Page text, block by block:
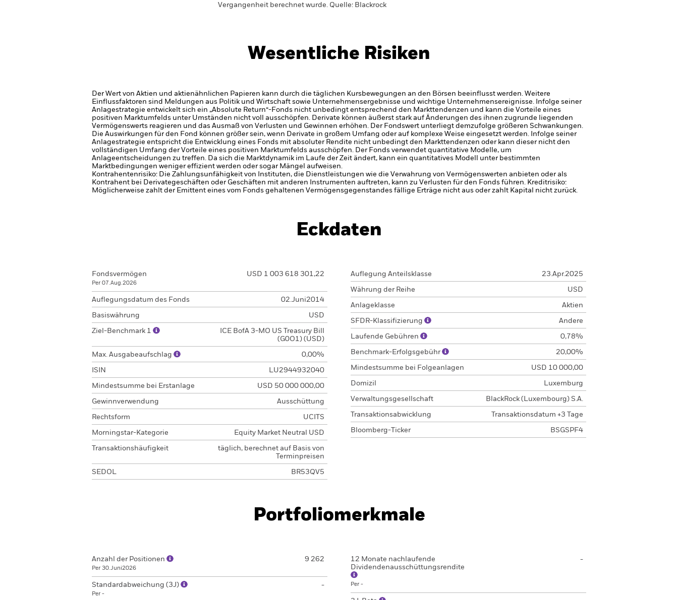
Vergangenheit berechnet wurde. Quelle: Blackrock
Wesentliche Risiken
Der Wert von Aktien und aktienähnlichen Papieren kann durch die täglichen Kursbewegungen an den Börsen beeinflusst werden. Weitere
Einflussfaktoren sind Meldungen aus Politik und Wirtschaft sowie Unternehmensergebnisse und wichtige Unternehmensereignisse. Infolge seiner
Anlagestrategie entwickelt sich ein „Absolute Return“-Fonds nicht unbedingt entsprechend den Markttendenzen und kann die Vorteile eines
positiven Marktumfelds unter Umständen nicht voll ausschöpfen. Derivate können äußerst stark auf Änderungen des ihnen zugrunde liegenden
Vermögenswerts reagieren und das Ausmaß von Verlusten und Gewinnen erhöhen. Der Fondswert unterliegt demzufolge größeren Schwankungen.
Die Auswirkungen für den Fond können größer sein, wenn Derivate in großem Umfang oder auf komplexe Weise eingesetzt werden. Infolge seiner
Anlagestrategie entspricht die Entwicklung eines Fonds mit absoluter Rendite nicht unbedingt den Markttendenzen oder kann dieser nicht den
vollständigen Umfang der Vorteile eines positiven Marktumfelds ausschöpfen. Der Fonds verwendet quantitative Modelle, um
Anlageentscheidungen zu treffen. Da sich die Marktdynamik im Laufe der Zeit ändert, kann ein quantitatives Modell unter bestimmten
Marktbedingungen weniger effizient werden oder sogar Mängel aufweisen.
Kontrahentenrisiko: Die Zahlungsunfähigkeit von Instituten, die Dienstleistungen wie die Verwahrung von Vermögenswerten anbieten oder als
Kontrahent bei Derivategeschäften oder Geschäften mit anderen Instrumenten auftreten, kann zu Verlusten für den Fonds führen. Kreditrisiko:
Möglicherweise zahlt der Emittent eines vom Fonds gehaltenen Vermögensgegenstandes fällige Erträge nicht aus oder zahlt Kapital nicht zurück.
Eckdaten
Fondsvermögen
Per 07.Aug.2026
USD 1 003 618 301,22
Auflegungsdatum des Fonds 02.Juni2014
Basiswährung USD
Ziel-Benchmark 1
ICE BofA 3-MO US Treasury Bill
(G0O1) (USD)
Max. Ausgabeaufschlag 0,00%
ISIN LU2944932040
Mindestsumme bei Erstanlage USD 50 000 000,00
Gewinnverwendung Ausschüttung
Rechtsform UCITS
Morningstar-Kategorie Equity Market Neutral USD
Transaktionshäufigkeit
täglich, berechnet auf Basis von
Terminpreisen
SEDOL BR53QV5
Auflegung Anteilsklasse 23.Apr.2025
Währung der Reihe USD
Anlageklasse Aktien
SFDR-Klassifizierung Andere
Laufende Gebühren 0,78%
Benchmark-Erfolgsgebühr 20,00%
Mindestsumme bei Folgeanlagen USD 10 000,00
Domizil Luxemburg
Verwaltungsgesellschaft BlackRock (Luxembourg) S.A.
Transaktionsabwicklung Transaktionsdatum +3 Tage
Bloomberg-Ticker BSGSPF4
Portfoliomerkmale
Anzahl der Positionen
Per 30.Juni2026
9 262
Standardabweichung (3J)
Per -
-
12 Monate nachlaufende
Dividendenausschüttungsrendite
Per -
-